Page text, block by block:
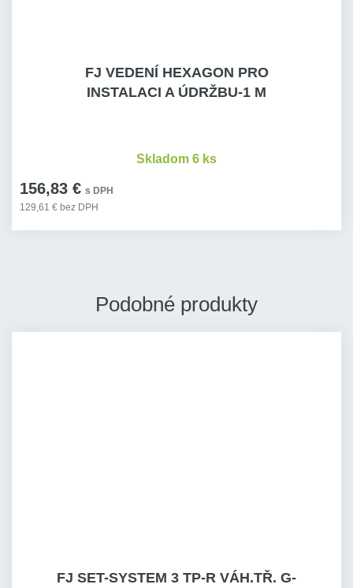
FJ VEDENÍ HEXAGON PRO
INSTALACI A ÚDRŽBU-1 M
156,83 € s DPH
129,61 € bez DPH
Skladom 6 ks
Podobné produkty
FJ SET-SYSTEM 3 TP-R VÁH.TŘ. G-